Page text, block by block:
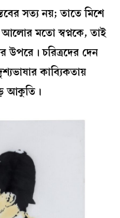
সত্য নয়; তাতে মিশে
আলোর মতো স্বপ্নকে, তাই
উপরে। চরিত্রদের দেন
কাব্যিকতায়
আকুতি।